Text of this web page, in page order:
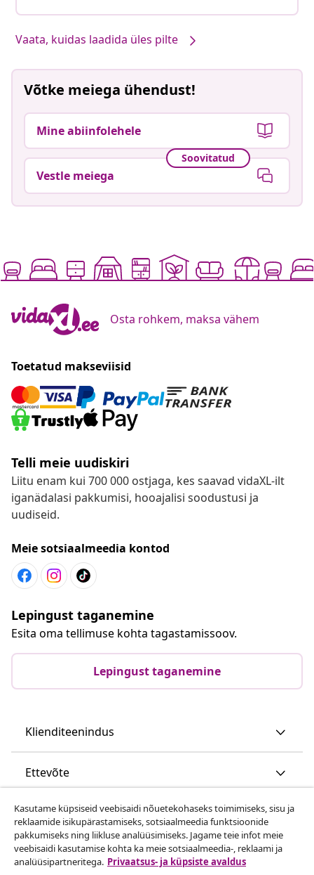
Vaata, kuidas laadida üles pilte
Võtke meiega ühendust!
Mine abiinfolehele
Soovitatud
Vestle meiega
Osta rohkem, maksa vähem
Toetatud makseviisid
Telli meie uudiskiri
Liitu enam kui 700 000 ostjaga, kes saavad vidaXL-ilt
iganädalasi pakkumisi, hooajalisi soodustusi ja
uudiseid.
Meie sotsiaalmeedia kontod
Lepingust taganemine
Esita oma tellimuse kohta tagastamissoov.
Lepingust taganemine
Klienditeenindus
Ettevõte
vidaXL
Vaata rohkem
Kasutame küpsiseid veebisaidi nõuetekohaseks toimimiseks, sisu ja
reklaamide isikupärastamiseks, sotsiaalmeedia funktsioonide
pakkumiseks ning liikluse analüüsimiseks. Jagame teie infot meie
veebisaidi kasutamise kohta ka meie sotsiaalmeedia-, reklaami ja
analüüsipartneritega. Privaatsus- ja küpsiste avaldus